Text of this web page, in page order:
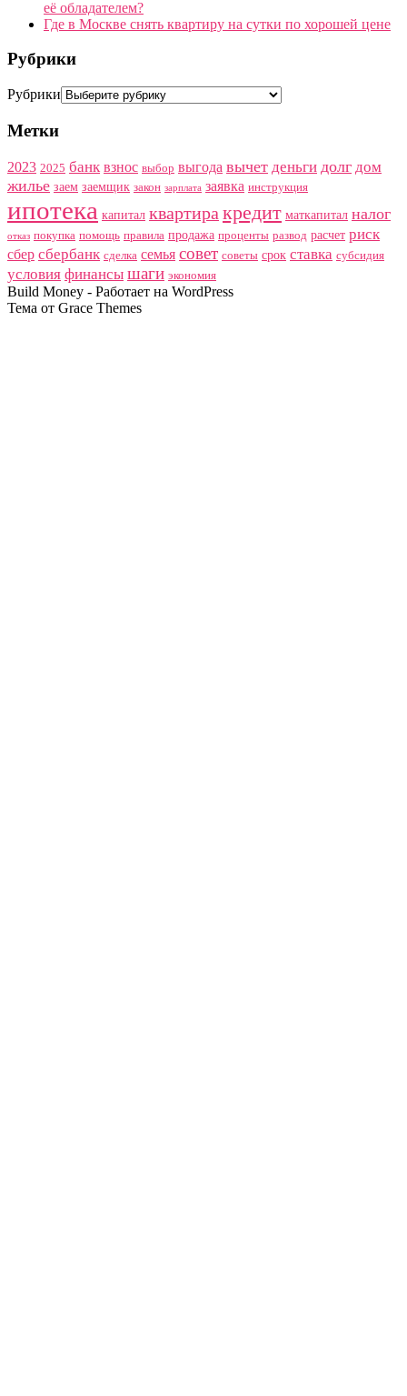
её обладателем?
Где в Москве снять квартиру на сутки по хорошей цене
Рубрики
Рубрики
Метки
2023 2025 банк взнос выбор выгода вычет деньги долг дом
жилье заем заемщик закон зарплата заявка инструкция
ипотека капитал квартиракредит маткапитал налог
отказ покупка помощь правила продажа проценты развод расчет риск
сбер сбербанк сделка семья совет советы срок ставка субсидия
условия финансы шаги экономия
Build Money - Работает на WordPress
Тема от Grace Themes